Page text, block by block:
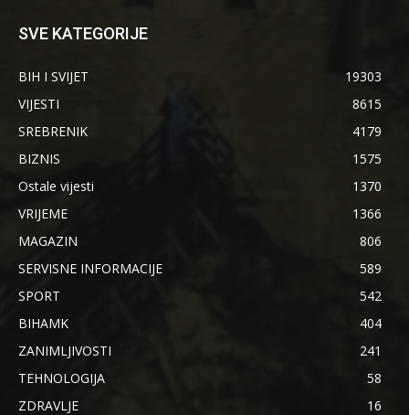
SVE KATEGORIJE
BIH I SVIJET
19303
VIJESTI
8615
SREBRENIK
4179
BIZNIS
1575
Ostale vijesti
1370
VRIJEME
1366
MAGAZIN
806
SERVISNE INFORMACIJE
589
SPORT
542
BIHAMK
404
ZANIMLJIVOSTI
241
TEHNOLOGIJA
58
ZDRAVLJE
16